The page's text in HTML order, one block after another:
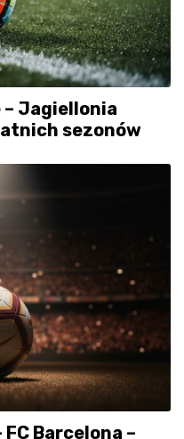
– Jagiellonia
sezonów
Barcelona –